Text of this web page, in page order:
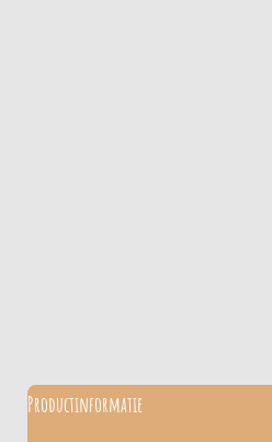
Productinformatie